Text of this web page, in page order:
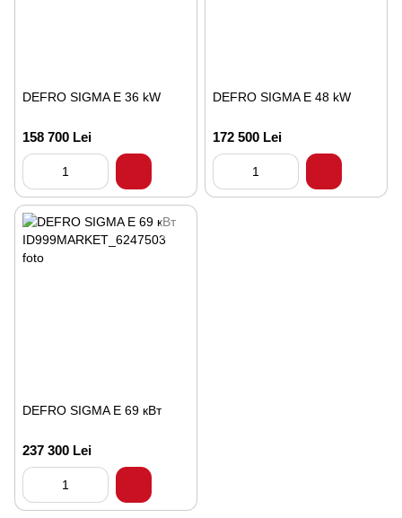
DEFRO SIGMA E 36 kW
158 700 Lei
DEFRO SIGMA E 48 kW
172 500 Lei
DEFRO SIGMA E 69 кВт
237 300 Lei